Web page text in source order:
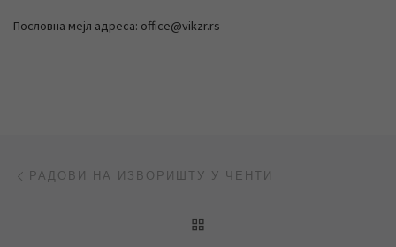
Пословна мејл адреса: office@vikzr.rs
Post navigation
РАДОВИ НА ИЗВОРИШТУ У ЧЕНТИ